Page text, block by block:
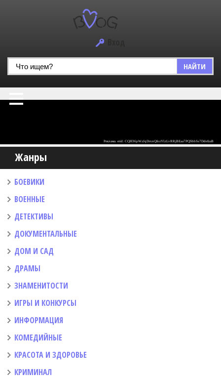
НАЙТИ
Жанры
БОЕВИКИ
ВОЕННЫЕ
ДЕТЕКТИВЫ
ДОКУМЕНТАЛЬНЫЕ
ДОМ И САД
ДРАМЫ
ЗНАМЕНИТОСТИ
ИГРЫ И КОНКУРСЫ
ИНФОРМАЦИЯ
КОМЕДИЙНЫЕ
КРАСОТА И ЗДОРОВЬЕ
КРИМИНАЛ